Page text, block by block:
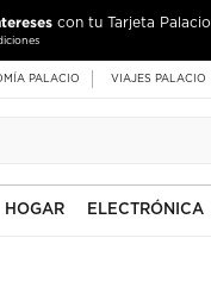
con tu Tarjeta Palacio
PALACIO VIAJES PALACIO
HOGAR ELECTRÓNICA